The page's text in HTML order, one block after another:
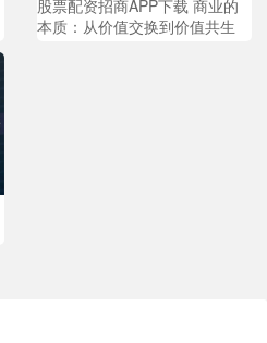
股票配资招商APP下载 商业的
本质：从价值交换到价值共生